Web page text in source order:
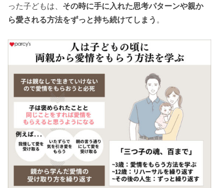
った子どもは、 その時に手に入れた思考パターンや親か
ら愛される方法をずっと持ち続けてしまう 。